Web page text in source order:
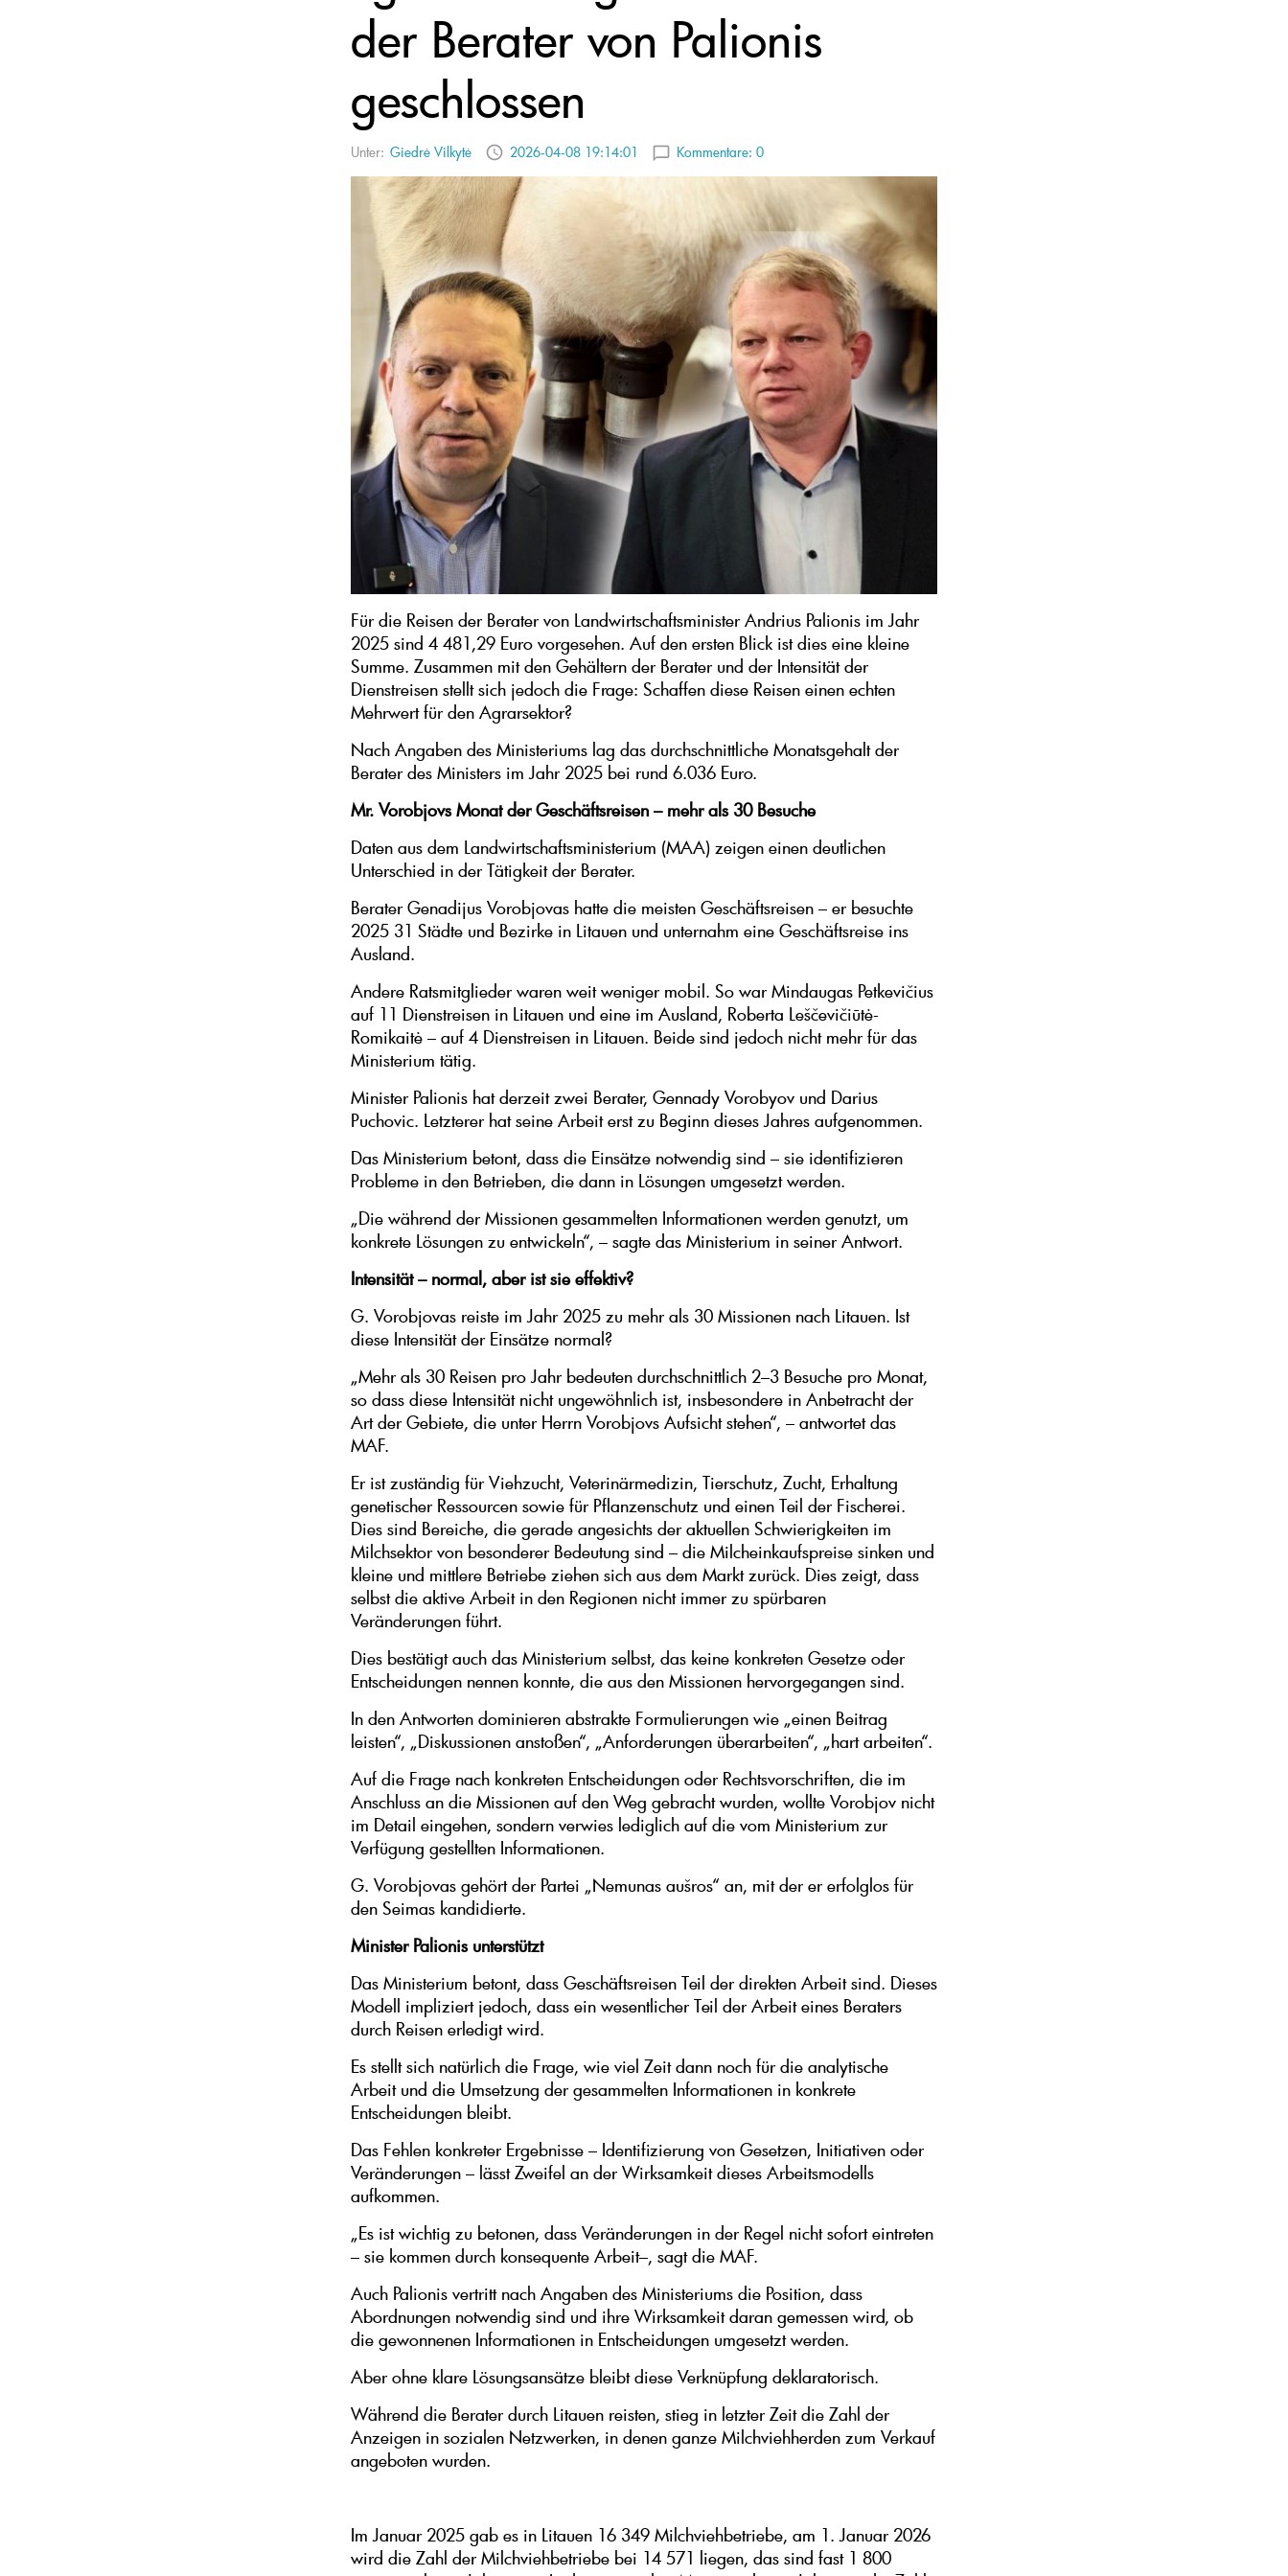
der Berater von Palionis
geschlossen
Unter: Giedrė Vilkytė 2026-04-08 19:14:01 Kommentare: 0
Für die Reisen der Berater von Landwirtschaftsminister Andrius Palionis im Jahr
2025 sind 4 481,29 Euro vorgesehen. Auf den ersten Blick ist dies eine kleine
Summe. Zusammen mit den Gehältern der Berater und der Intensität der
Dienstreisen stellt sich jedoch die Frage: Schaffen diese Reisen einen echten
Mehrwert für den Agrarsektor?
Nach Angaben des Ministeriums lag das durchschnittliche Monatsgehalt der
Berater des Ministers im Jahr 2025 bei rund 6.036 Euro.
Mr. Vorobjovs Monat der Geschäftsreisen – mehr als 30 Besuche
Daten aus dem Landwirtschaftsministerium (MAA) zeigen einen deutlichen
Unterschied in der Tätigkeit der Berater.
Berater Genadijus Vorobjovas hatte die meisten Geschäftsreisen – er besuchte
2025 31 Städte und Bezirke in Litauen und unternahm eine Geschäftsreise ins
Ausland.
Andere Ratsmitglieder waren weit weniger mobil. So war Mindaugas Petkevičius
auf 11 Dienstreisen in Litauen und eine im Ausland, Roberta Leščevičiūtė-
Romikaitė – auf 4 Dienstreisen in Litauen. Beide sind jedoch nicht mehr für das
Ministerium tätig.
Minister Palionis hat derzeit zwei Berater, Gennady Vorobyov und Darius
Puchovic. Letzterer hat seine Arbeit erst zu Beginn dieses Jahres aufgenommen.
Das Ministerium betont, dass die Einsätze notwendig sind – sie identifizieren
Probleme in den Betrieben, die dann in Lösungen umgesetzt werden.
„Die während der Missionen gesammelten Informationen werden genutzt, um
konkrete Lösungen zu entwickeln“, – sagte das Ministerium in seiner Antwort.
Intensität – normal, aber ist sie effektiv?
G. Vorobjovas reiste im Jahr 2025 zu mehr als 30 Missionen nach Litauen. Ist
diese Intensität der Einsätze normal?
„Mehr als 30 Reisen pro Jahr bedeuten durchschnittlich 2–3 Besuche pro Monat,
so dass diese Intensität nicht ungewöhnlich ist, insbesondere in Anbetracht der
Art der Gebiete, die unter Herrn Vorobjovs Aufsicht stehen“, – antwortet das
MAF.
Er ist zuständig für Viehzucht, Veterinärmedizin, Tierschutz, Zucht, Erhaltung
genetischer Ressourcen sowie für Pflanzenschutz und einen Teil der Fischerei.
Dies sind Bereiche, die gerade angesichts der aktuellen Schwierigkeiten im
Milchsektor von besonderer Bedeutung sind – die Milcheinkaufspreise sinken und
kleine und mittlere Betriebe ziehen sich aus dem Markt zurück. Dies zeigt, dass
selbst die aktive Arbeit in den Regionen nicht immer zu spürbaren
Veränderungen führt.
Dies bestätigt auch das Ministerium selbst, das keine konkreten Gesetze oder
Entscheidungen nennen konnte, die aus den Missionen hervorgegangen sind.
In den Antworten dominieren abstrakte Formulierungen wie „einen Beitrag
leisten“, „Diskussionen anstoßen“, „Anforderungen überarbeiten“, „hart arbeiten“.
Auf die Frage nach konkreten Entscheidungen oder Rechtsvorschriften, die im
Anschluss an die Missionen auf den Weg gebracht wurden, wollte Vorobjov nicht
im Detail eingehen, sondern verwies lediglich auf die vom Ministerium zur
Verfügung gestellten Informationen.
G. Vorobjovas gehört der Partei „Nemunas aušros“ an, mit der er erfolglos für
den Seimas kandidierte.
Minister Palionis unterstützt
Das Ministerium betont, dass Geschäftsreisen Teil der direkten Arbeit sind. Dieses
Modell impliziert jedoch, dass ein wesentlicher Teil der Arbeit eines Beraters
durch Reisen erledigt wird.
Es stellt sich natürlich die Frage, wie viel Zeit dann noch für die analytische
Arbeit und die Umsetzung der gesammelten Informationen in konkrete
Entscheidungen bleibt.
Das Fehlen konkreter Ergebnisse – Identifizierung von Gesetzen, Initiativen oder
Veränderungen – lässt Zweifel an der Wirksamkeit dieses Arbeitsmodells
aufkommen.
„Es ist wichtig zu betonen, dass Veränderungen in der Regel nicht sofort eintreten
– sie kommen durch konsequente Arbeit–, sagt die MAF.
Auch Palionis vertritt nach Angaben des Ministeriums die Position, dass
Abordnungen notwendig sind und ihre Wirksamkeit daran gemessen wird, ob
die gewonnenen Informationen in Entscheidungen umgesetzt werden.
Aber ohne klare Lösungsansätze bleibt diese Verknüpfung deklaratorisch.
Während die Berater durch Litauen reisten, stieg in letzter Zeit die Zahl der
Anzeigen in sozialen Netzwerken, in denen ganze Milchviehherden zum Verkauf
angeboten wurden.
Im Januar 2025 gab es in Litauen 16 349 Milchviehbetriebe, am 1. Januar 2026
wird die Zahl der Milchviehbetriebe bei 14 571 liegen, das sind fast 1 800